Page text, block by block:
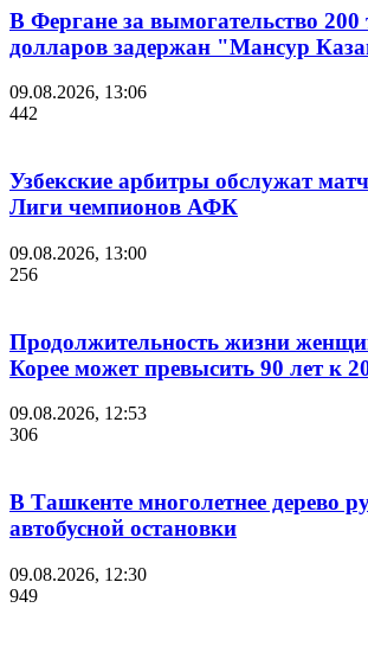
В Фергане за вымогательство 200
долларов задержан "Мансур
09.08.2026, 13:06
442
Узбекские арбитры обслужат
Лиги чемпионов АФК
09.08.2026, 13:00
256
Продолжительность жизни
Корее может превысить 90 лет к
09.08.2026, 12:53
306
В Ташкенте многолетнее дерево
автобусной остановки
09.08.2026, 12:30
949